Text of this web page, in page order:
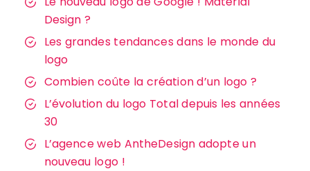
Design ?
Les grandes tendances dans le monde du
logo
Combien coûte la création d’un logo ?
L’évolution du logo Total depuis les années
30
L’agence web AntheDesign adopte un
nouveau logo !